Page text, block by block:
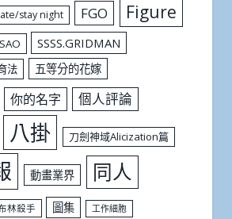
stay night FGO Figure
SAO SSSS.GRIDMAN
法 五等分的花嫁
你的名字 個人評論
八掛 刀劍神域Alicization篇
動畫業界 同人
林殺手 圖集 工作細胞